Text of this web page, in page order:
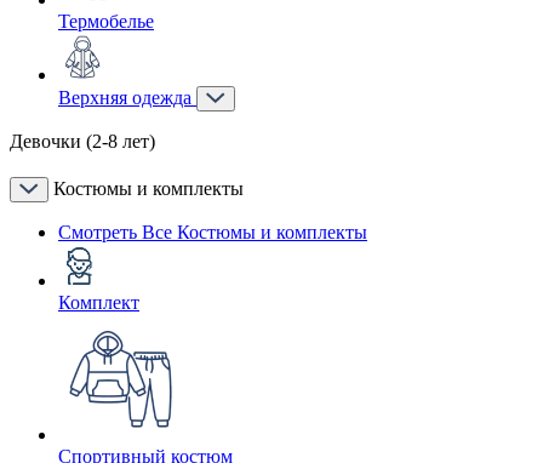
Термобелье
Верхняя одежда
Девочки (2-8 лет)
Костюмы и комплекты
Смотреть Все Костюмы и комплекты
Комплект
Спортивный костюм